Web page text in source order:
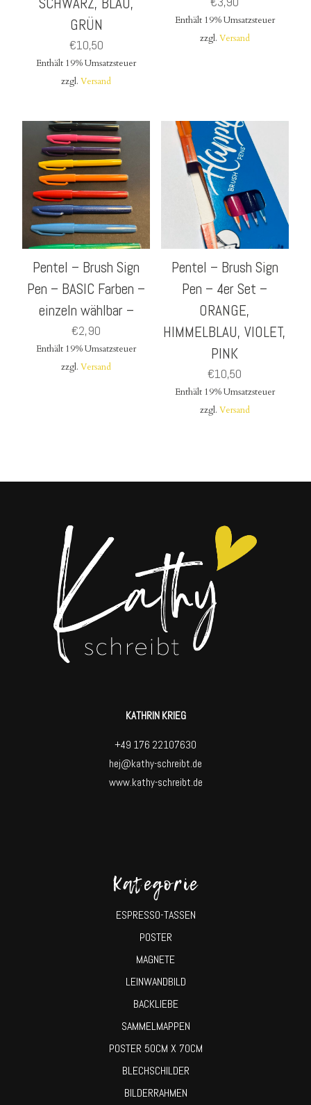
GRÜN
€10,50
Enthält 19% Umsatzsteuer
zzgl.Versand
Enthält 19% Umsatzsteuer
zzgl. Versand
Pentel – Brush Sign
Pen – BASIC Farben –
einzeln wählbar –
€2,90
Enthält 19% Umsatzsteuer
zzgl.Versand
Pentel – Brush Sign
Pen – 4er Set –
ORANGE,
HIMMELBLAU, VIOLET,
PINK
€10,50
Enthält 19% Umsatzsteuer
zzgl. Versand
KATHRIN KRIEG
+49 176 22107630
hej@kathy-schreibt.de
www.kathy-schreibt.de
Kategorie
ESPRESSO-TASSEN
POSTER
MAGNETE
LEINWANDBILD
BACKLIEBE
SAMMELMAPPEN
POSTER 50CM X 70CM
BLECHSCHILDER
BILDERRAHMEN